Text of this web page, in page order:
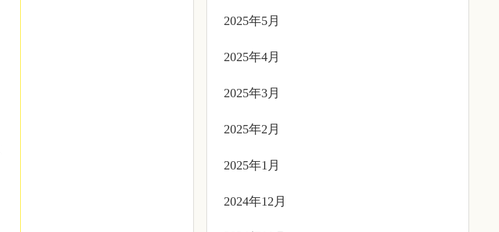
2025年5月
2025年4月
2025年3月
2025年2月
2025年1月
2024年12月